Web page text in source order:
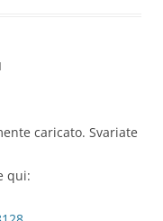
caricato. Svariate
qui: